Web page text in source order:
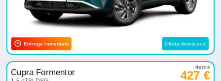
Entrega inmediata Oferta destacada
Cupra Formentor
desde
427 €